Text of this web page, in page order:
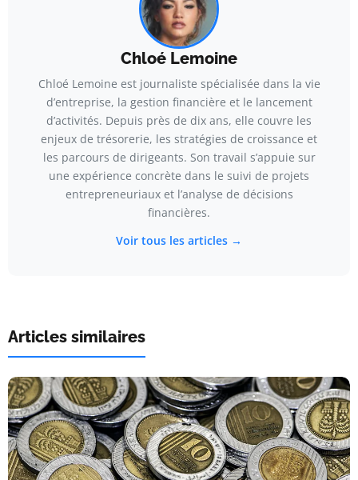
Chloé Lemoine
Chloé Lemoine est journaliste spécialisée dans la vie
d’entreprise, la gestion financière et le lancement
d’activités. Depuis près de dix ans, elle couvre les
enjeux de trésorerie, les stratégies de croissance et
les parcours de dirigeants. Son travail s’appuie sur
une expérience concrète dans le suivi de projets
entrepreneuriaux et l’analyse de décisions
financières.
Voir tous les articles →
Articles similaires